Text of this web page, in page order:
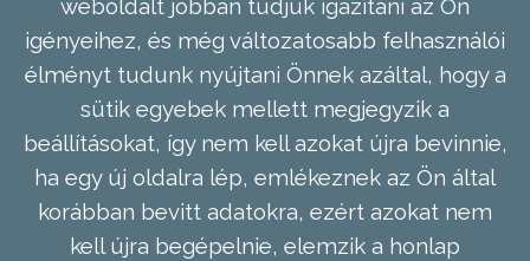
weboldalt jobban tudjuk igazítani az Ön
igényeihez, és még változatosabb felhasználói
élményt tudunk nyújtani Önnek azáltal, hogy a
sütik egyebek mellett megjegyzik a
beállításokat, így nem kell azokat újra bevinnie,
ha egy új oldalra lép, emlékeznek az Ön által
korábban bevitt adatokra, ezért azokat nem
kell újra begépelnie, elemzik a honlap